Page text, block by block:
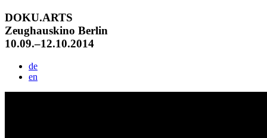
DOKU.ARTS
Zeughauskino Berlin
10.09.–12.10.2014
de
en